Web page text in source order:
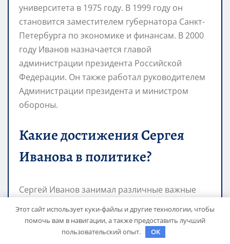
университета в 1975 году. В 1999 году он
становится заместителем губернатора Санкт-
Петербурга по экономике и финансам. В 2000
году Иванов назначается главой
администрации президента Российской
Федерации. Он также работал руководителем
Администрации президента и министром
обороны.
Какие достижения Сергея
Иванова в политике?
Сергей Иванов занимал различные важные
главой администрации президента
Российской Федерации, руководителем
Этот сайт использует куки-файлы и другие технологии, чтобы
помочь вам в навигации, а также предоставить лучший
пользовательский опыт.
OK